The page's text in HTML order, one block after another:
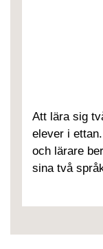
Att lära sig
elever i
och lärare
sina två